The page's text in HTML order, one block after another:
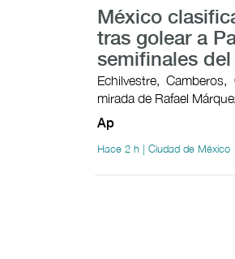
México
tras golear a
semifinales
Echilvestre,
mirada de Rafael
Ap
Hace 2 h | Ciudad de México